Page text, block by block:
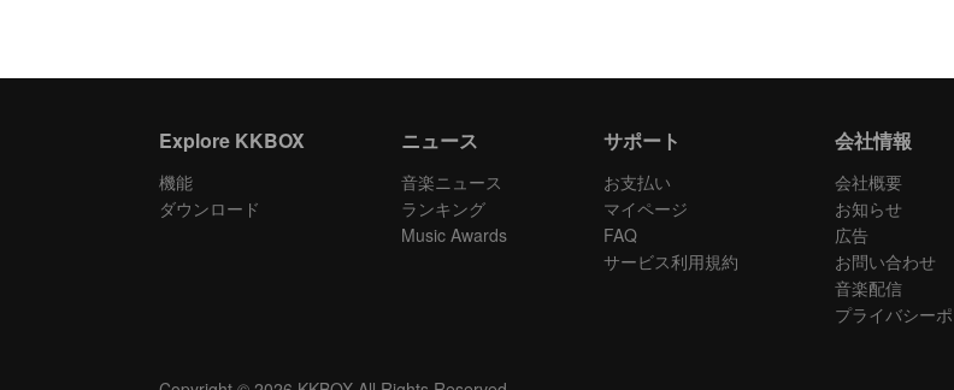
Explore KKBOX
機能
ダウンロード
ニュース
音楽ニュース
ランキング
Music Awards
サポート
お支払い
マイページ
FAQ
サービス利用規約
会社情報
会社概要
お知らせ
広告
お問い合わせ
音楽配信
プライバシー